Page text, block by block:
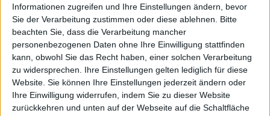
Informationen zugreifen und Ihre Einstellungen ändern, bevor
Sie der Verarbeitung zustimmen oder diese ablehnen.
Bitte
beachten Sie, dass die Verarbeitung mancher
personenbezogenen Daten ohne Ihre Einwilligung stattfinden
kann, obwohl Sie das Recht haben, einer solchen Verarbeitung
zu widersprechen. Ihre Einstellungen gelten lediglich für diese
Website. Sie können Ihre Einstellungen jederzeit ändern oder
Ihre Einwilligung widerrufen, indem Sie zu dieser Website
zurückkehren und unten auf der Webseite auf die Schaltfläche
Ein besonderer Balljunge für Pegula und
Tomljanovic bei den Charleston Open
Ein vom Tennis Channel geteiltes Video zeigt einen
einzigartigen Balljungen, der Jessica Pegula und
Ajla Tomljanovic während ihrer Trainingseinheit bei